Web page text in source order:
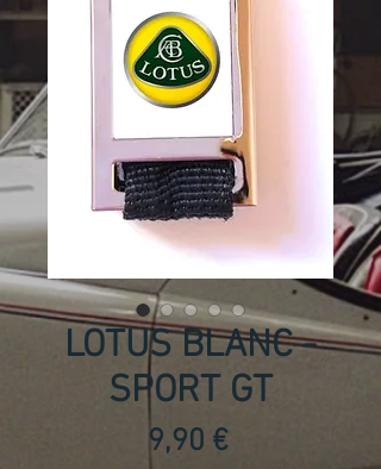
LOTUS BLANC -
SPORT GT
9,90 €Preis